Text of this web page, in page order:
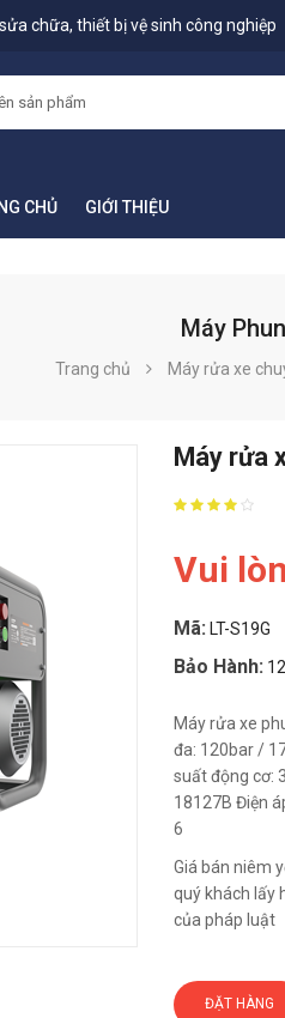
chữa, thiết bị vệ sinh công nghiệp
CHỦ GIỚI THIỆU
Máy
Trang chủ Máy rửa xe
Máy rửa
Vui
Mã: LT-S19G
Bảo Hành:
Máy rửa xe
đa: 120bar /
suất động cơ:
18127B Điện
6
Giá bán niêm
quý khách lấy
của pháp luật
ĐẶT HÀNG